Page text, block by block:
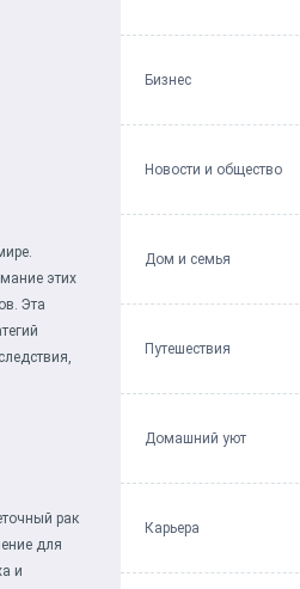
этих
Эта
рак
для
и
Бизнес
Новости и общество
Дом и семья
Путешествия
Домашний уют
Карьера